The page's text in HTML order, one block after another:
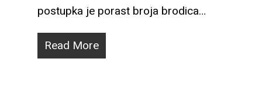
postupka je porast broja brodica…
Read More